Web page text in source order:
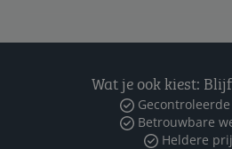
Wat je ook kiest:
Gecontroleerde
Betrouwbare
Heldere